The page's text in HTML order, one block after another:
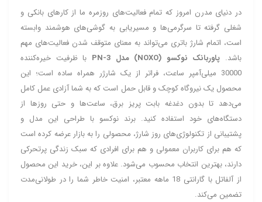
در دنیای مدرن امروز که تمام فعالیت‌های روزمره ما از کارهای بانکی و
شغلی گرفته تا سرگرمی‌ها و مسیریابی به گوشی‌های هوشمند وابسته
است، اتمام شارژ باتری می‌تواند به معنای متوقف شدن فعالیت‌های مهم
باشد. پاوربانک نوکسو (NOXO) مدل PN-3
با ظرفیت خیره‌کننده
30000 میلی‌آمپر ساعت، فراتر از یک شارژر همراه ساده است؛ این
محصول یک نیروگاه کوچک و قابل حمل است که به شما آزادی عمل کامل
می‌دهد تا بدون دغدغه بابت پریز برق، ساعت‌ها و حتی روزها از
دستگاه‌های خود استفاده کنید. برند نوکسو با طراحی این مدل و
پشتیبانی از تکنولوژی‌های روز شارژ، محصولی را به بازار عرضه کرده است
که هم برای کاربران معمولی و هم برای افرادی که سبک زندگی پرتحرکی
دارند، بهترین انتخاب محسوب می‌شود. علاوه بر این، خرید این محصول
از آلفاتل با گارانتی 18 ماهه معتبر، امنیت خاطر شما را در طولانی‌مدت
تضمین می‌کند.